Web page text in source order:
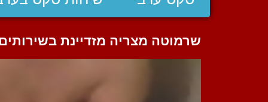
שרמוטה מצריה מזדיינת